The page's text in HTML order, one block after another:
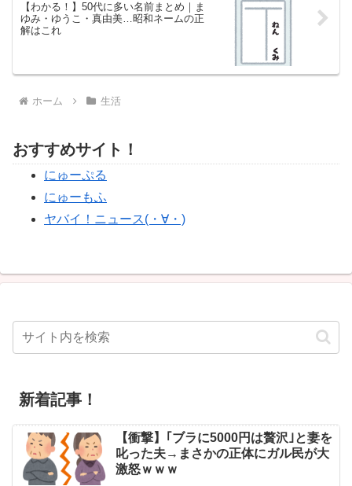
【わかる！】50代に多い名前まとめ｜ま
ゆみ・ゆうこ・真由美…昭和ネームの正
解はこれ
ホーム 生活
おすすめサイト！
にゅーぷる
にゅーもふ
ヤバイ！ニュース(・∀・)
新着記事！
【衝撃】｢ブラに5000円は贅沢｣と妻を
叱った夫→まさかの正体にガル民が大
激怒ｗｗｗ